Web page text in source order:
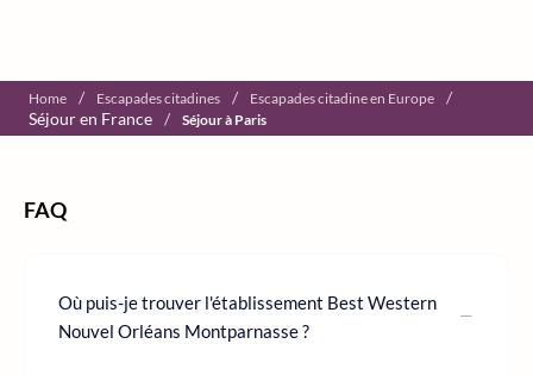
Home / Escapades citadines / Escapades citadine en Europe
/
Séjour en France / Séjour à Paris
FAQ
Où puis-je trouver l'établissement Best Western
Nouvel Orléans Montparnasse ?